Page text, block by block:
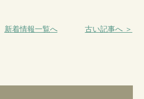
新着情報一覧へ 古い記事へ ＞